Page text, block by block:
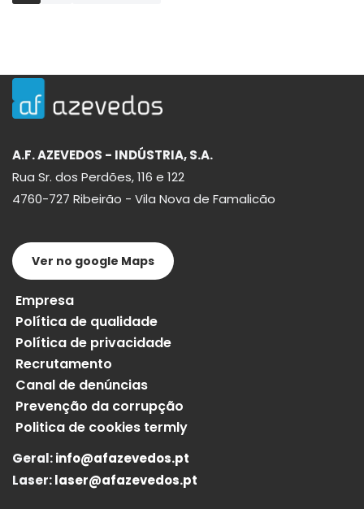
A.F. AZEVEDOS - INDÚSTRIA, S.A.
Rua Sr. dos Perdões, 116 e 122
4760-727 Ribeirão - Vila Nova de Famalicão
Ver no google Maps
Empresa
Política de qualidade
Política de privacidade
Recrutamento
Canal de denúncias
Prevenção da corrupção
Politica de cookies termly
Geral:info@afazevedos.pt
Laser:laser@afazevedos.pt